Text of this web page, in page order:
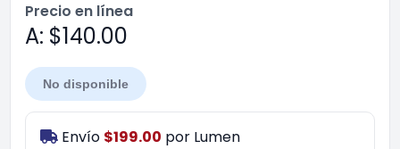
Precio en línea
A: $140.00
No disponible
Envío $199.00 por Lumen